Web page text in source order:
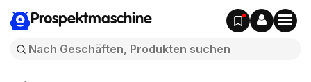
Prospektmaschine